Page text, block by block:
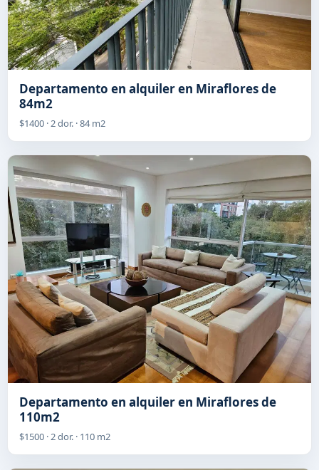
Departamento en alquiler en Miraflores de
84m2
$1400 · 2 dor. · 84 m2
Departamento en alquiler en Miraflores de
110m2
$1500 · 2 dor. · 110 m2